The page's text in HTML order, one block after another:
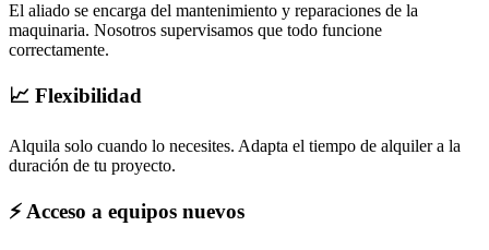
El aliado se encarga del mantenimiento y reparaciones de la
maquinaria. Nosotros supervisamos que todo funcione
correctamente.
📈 Flexibilidad
Alquila solo cuando lo necesites. Adapta el tiempo de alquiler a la
duración de tu proyecto.
⚡ Acceso a equipos nuevos